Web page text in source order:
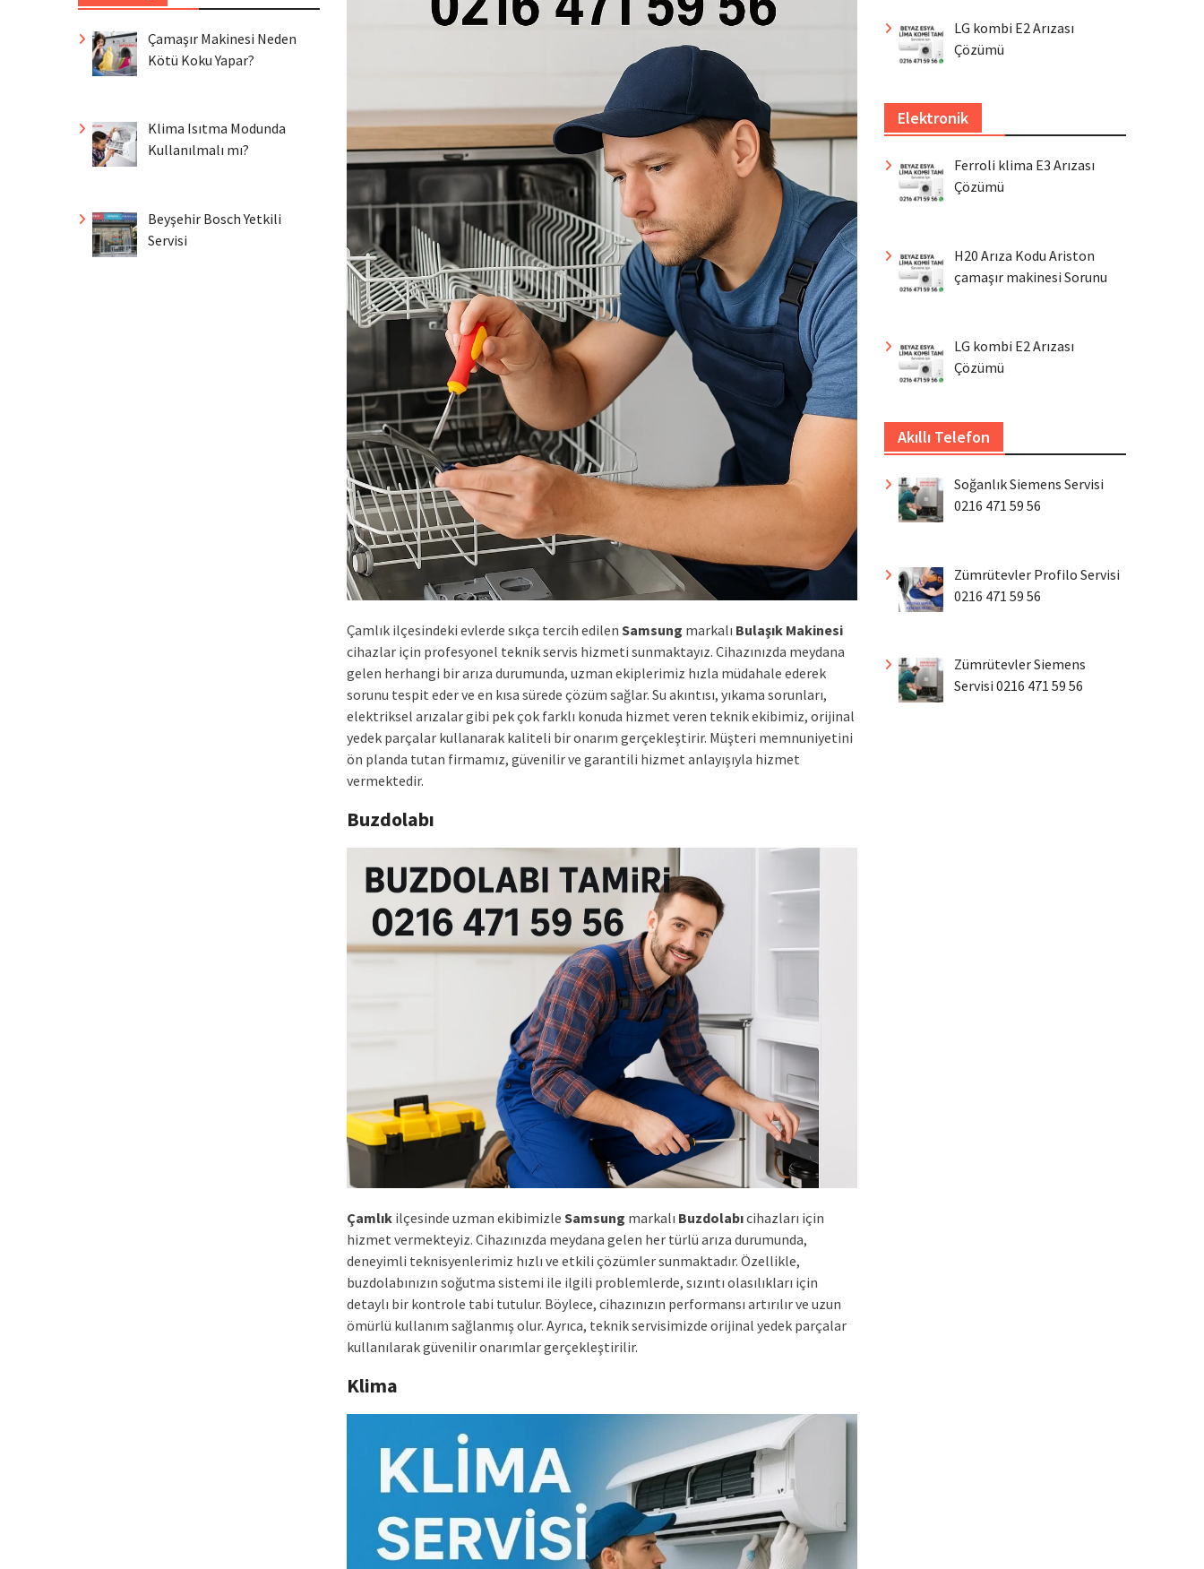
Çamlık ilçesindeki evlerde sıkça tercih edilen Samsung markalı Bulaşık Makinesi
cihazlar için profesyonel teknik servis hizmeti sunmaktayız. Cihazınızda meydana
gelen herhangi bir arıza durumunda, uzman ekiplerimiz hızla müdahale ederek
sorunu tespit eder ve en kısa sürede çözüm sağlar. Su akıntısı, yıkama sorunları,
elektriksel arızalar gibi pek çok farklı konuda hizmet veren teknik ekibimiz, orijinal
yedek parçalar kullanarak kaliteli bir onarım gerçekleştirir. Müşteri memnuniyetini
ön planda tutan firmamız, güvenilir ve garantili hizmet anlayışıyla hizmet
vermektedir.
Buzdolabı
Çamlık ilçesinde uzman ekibimizle Samsung markalı Buzdolabıcihazları için
hizmet vermekteyiz. Cihazınızda meydana gelen her türlü arıza durumunda,
deneyimli teknisyenlerimiz hızlı ve etkili çözümler sunmaktadır. Özellikle,
buzdolabınızın soğutma sistemi ile ilgili problemlerde, sızıntı olasılıkları için
detaylı bir kontrole tabi tutulur. Böylece, cihazınızın performansı artırılır ve uzun
ömürlü kullanım sağlanmış olur. Ayrıca, teknik servisimizde orijinal yedek parçalar
kullanılarak güvenilir onarımlar gerçekleştirilir.
Klima
LG kombi E2 Arızası
Çözümü
Elektronik
Ferroli klima E3 Arızası
Çözümü
H20 Arıza Kodu Ariston
çamaşır makinesi Sorunu
LG kombi E2 Arızası
Çözümü
Akıllı Telefon
Soğanlık Siemens Servisi
0216 471 59 56
Zümrütevler Profilo Servisi
0216 471 59 56
Zümrütevler Siemens
Servisi 0216 471 59 56
Çamaşır Makinesi Neden
Kötü Koku Yapar?
Klima Isıtma Modunda
Kullanılmalı mı?
Beyşehir Bosch Yetkili
Servisi